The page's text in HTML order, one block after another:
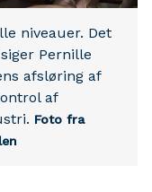
niveauer. Det
Pernille
afsløring af
af
Foto fra